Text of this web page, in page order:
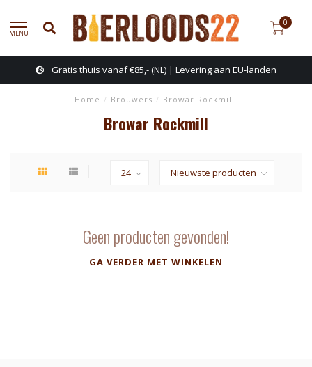
MENU
0
Gratis thuis vanaf €85,- (NL) | Levering aan EU-landen
Home / Brouwers / Browar Rockmill
Browar Rockmill
Geen producten gevonden!
GA VERDER MET WINKELEN